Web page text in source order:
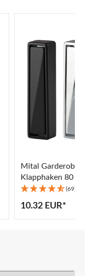
Mital
Klapphaken 80 x
klappbar
(69)
10.32 EUR*